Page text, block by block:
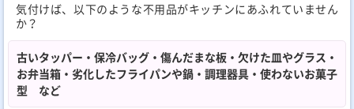
気付けば、以下のような不用品がキッチンにあふれていません
か？
古いタッパー・保冷バッグ・傷んだまな板・欠けた皿やグラス・
お弁当箱・劣化したフライパンや鍋・調理器具・使わないお菓子
型 など